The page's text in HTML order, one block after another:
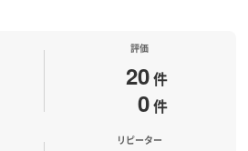
評価
20件
0件
リピーター